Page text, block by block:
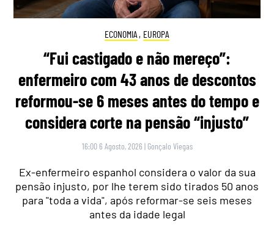
ECONOMIA , EUROPA
“Fui castigado e não mereço”:
enfermeiro com 43 anos de descontos
reformou-se 6 meses antes do tempo e
considera corte na pensão “injusto”
16:00 6 Agosto, 2026 | Gonçalo Viegas
Ex-enfermeiro espanhol considera o valor da sua
pensão injusto, por lhe terem sido tirados 50 anos
para "toda a vida", após reformar-se seis meses
antes da idade legal